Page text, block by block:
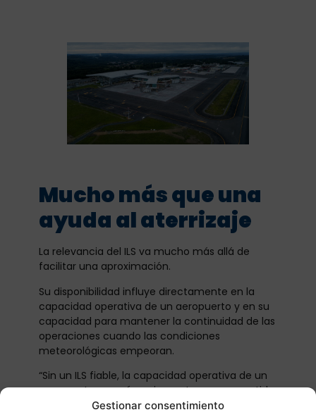
Gestionar consentimiento
Mucho más que una
ayuda al aterrizaje
La relevancia del ILS va mucho más allá de
facilitar una aproximación.
Su disponibilidad influye directamente en la
capacidad operativa de un aeropuerto y en su
capacidad para mantener la continuidad de las
operaciones cuando las condiciones
meteorológicas empeoran.
“Sin un ILS fiable, la capacidad operativa de un
aeropuerto se vería seriamente comprometida
cuando la visibilidad se reduce por motivos